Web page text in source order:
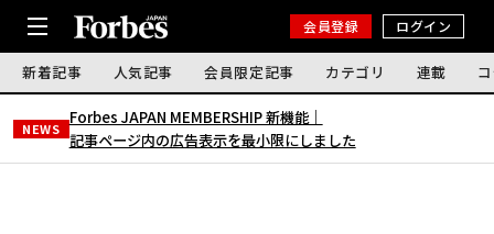
会員登録 ログイン
新着記事 人気記事 会員限定記事 カテゴリ 連載
NEWS
Forbes JAPAN MEMBERSHIP 新機能｜
記事ページ内の広告表示を最小限にしました